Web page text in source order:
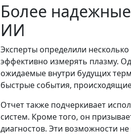
Более
ИИ
Эксперты определили
эффективно измерять плазму.
ожидаемые внутри будущих
быстрые события,
Отчет также подчеркивает
систем. Кроме того, он
диагностов. Эти возможности